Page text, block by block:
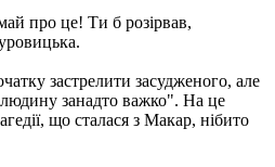
про це! Ти б розірвав,
застрелити засудженого, але
занадто важко". На це
що сталася з Макар, нібито